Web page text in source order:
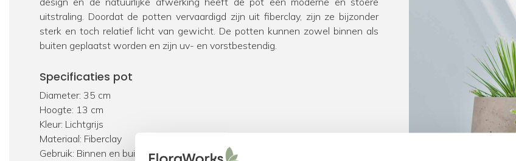
uitstraling. Doordat de potten vervaardigd zijn uit fiberclay, zijn ze bijzonder
sterk en toch relatief licht van gewicht. De potten kunnen zowel binnen als
buiten geplaatst worden en zijn uv- en vorstbestendig.
Specificaties pot
Diameter: 35 cm
Hoogte: 13 cm
Kleur: Lichtgrijs
Materiaal: Fiberclay
Gebruik: Binnen en buiten